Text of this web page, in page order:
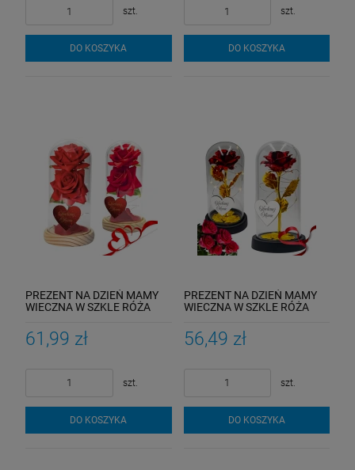
szt.
DO KOSZYKA
szt.
DO KOSZYKA
PREZENT NA DZIEŃ MAMY
WIECZNA W SZKLE RÓŻA
Róże
61,99 zł
szt.
DO KOSZYKA
PREZENT NA DZIEŃ MAMY
WIECZNA W SZKLE RÓŻA
Róże
56,49 zł
szt.
DO KOSZYKA